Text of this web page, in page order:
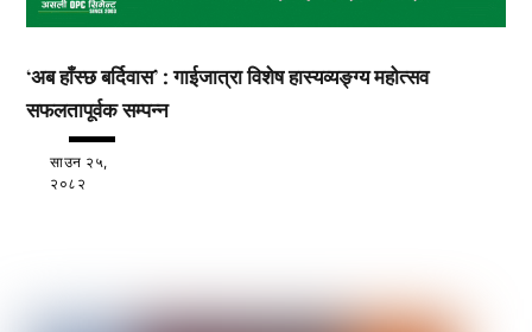
‘अब हाँस्छ बर्दिवास’ : गाईजात्रा विशेष हास्यव्यङ्ग्य महोत्सव
सफलतापूर्वक सम्पन्न
साउन २५,
२०८२